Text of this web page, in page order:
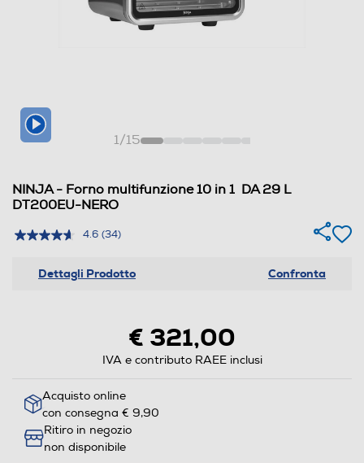
1/15
NINJA - Forno multifunzione 10 in 1 DA 29 L
DT200EU-NERO
4.6 (34)
Dettagli Prodotto Confronta
€ 321,00
IVA e contributo RAEE inclusi
Acquisto online
con consegna € 9,90
Ritiro in negozio
non disponibile